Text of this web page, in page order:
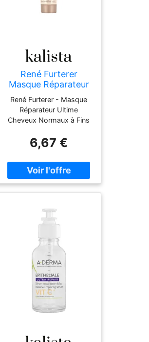
René Furterer
Masque Réparateur
Ultime Cheveux
Normaux à Fins
Absolue Kératine
René Furterer - Masque
Réparateur Ultime
Cheveux Normaux à Fins
6,67 €